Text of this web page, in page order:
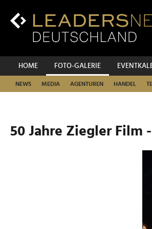
Inhalt
Hauptnavigation
HOME FOTO-GALERIE
NEWS MEDIA AGENTUREN HANDEL
50 Jahre Ziegler Film